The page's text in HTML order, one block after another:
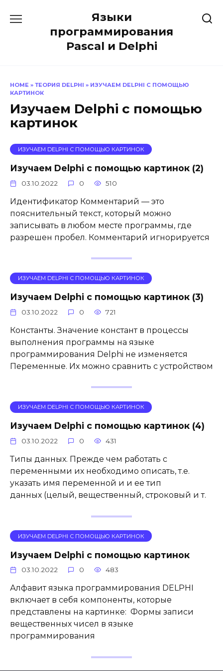
содержанию
Языки
программирования
Pascal и Delphi
HOME » ТЕОРИЯ DELPHI » ИЗУЧАЕМ DELPHI С ПОМОЩЬЮ
КАРТИНОК
Изучаем Delphi с помощью
картинок
ИЗУЧАЕМ DELPHI С ПОМОЩЬЮ КАРТИНОК
Изучаем Delphi с помощью картинок (2)
03.10.2022 0 510
Идентификатор Комментарий — это
пояснительный текст, который можно
записывать в любом месте программы, где
разрешен пробел. Комментарий игнорируется
ИЗУЧАЕМ DELPHI С ПОМОЩЬЮ КАРТИНОК
Изучаем Delphi с помощью картинок (3)
03.10.2022 0 721
Константы. Значение констант в процессы
выполнения программы на языке
программирования Delphi не изменяется
Переменные. Их можно сравнить с устройством
ИЗУЧАЕМ DELPHI С ПОМОЩЬЮ КАРТИНОК
Изучаем Delphi с помощью картинок (4)
03.10.2022 0 431
Типы данных. Прежде чем работать с
переменными их необходимо описать, т.е.
указать имя переменной и и ее тип
данных (целый, вещественный, строковый и т.
ИЗУЧАЕМ DELPHI С ПОМОЩЬЮ КАРТИНОК
Изучаем Delphi с помощью картинок
03.10.2022 0 483
Алфавит языка программирования DELPHI
включает в себя компоненты, которые
представлены на картинке: Формы записи
вещественных чисел в языке
программирования